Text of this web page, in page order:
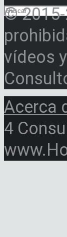
© 2015-
vídeos
Acerca
4